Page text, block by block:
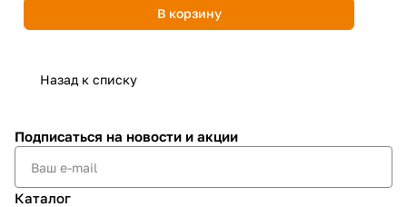
В корзину
Назад к списку
Подписаться на новости и акции
Каталог